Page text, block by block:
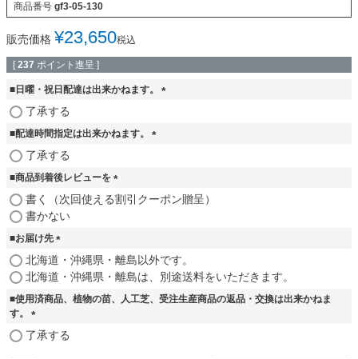
商品番号 gf3-05-130
販売価格 ¥23,650税込
[ 237 ポイント進呈 ]
■日曜・祝日配達は出来かねます。
了承する
■配達時間指定は出来かねます。
了承する
■商品到着後レビューを
(
書く（次回使える割引クーポン贈呈）
書かない
■お届け先
(
必
須
)
北海道・沖縄県・離島以外です。
北海道・沖縄県・離島は、別途送料をいただきます。
■使用済商品、植物の苗、人工芝、受注生産商品の返品・交換は出来かねま
す。
(
了承する